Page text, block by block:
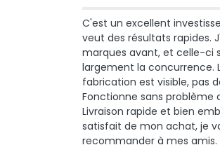
C'est un excellent
veut des résultats rapides.
marques avant, et celle-ci
largement la concurrence.
fabrication est visible, pas
Fonctionne sans problème
Livraison rapide et bien
satisfait de mon achat, je
recommander à mes amis.